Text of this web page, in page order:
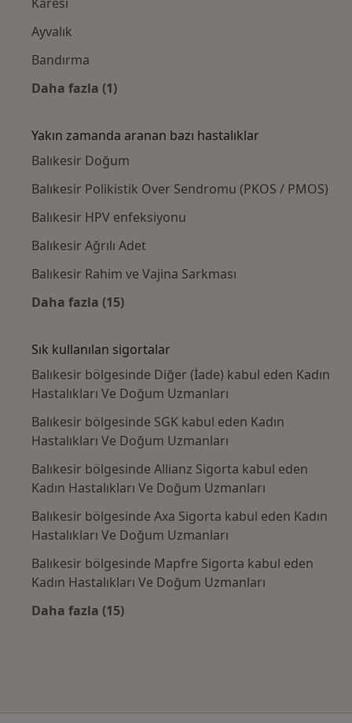
Ayvalık
Bandırma
Daha fazla (1)
Yakın zamanda aranan bazı hastalıklar
Balıkesir Doğum
Balıkesir Polikistik Over Sendromu (PKOS / PMOS)
Balıkesir HPV enfeksiyonu
Balıkesir Ağrılı Adet
Balıkesir Rahim ve Vajina Sarkması
Daha fazla (15)
Sık kullanılan sigortalar
Balıkesir bölgesinde Diğer (İade) kabul eden Kadın
Hastalıkları Ve Doğum Uzmanları
Balıkesir bölgesinde SGK kabul eden Kadın
Hastalıkları Ve Doğum Uzmanları
Balıkesir bölgesinde Allianz Sigorta kabul eden
Kadın Hastalıkları Ve Doğum Uzmanları
Balıkesir bölgesinde Axa Sigorta kabul eden Kadın
Hastalıkları Ve Doğum Uzmanları
Balıkesir bölgesinde Mapfre Sigorta kabul eden
Kadın Hastalıkları Ve Doğum Uzmanları
Daha fazla (15)